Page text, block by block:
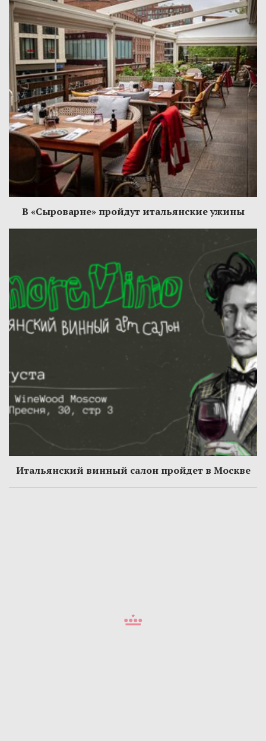
В «Сыроварне» пройдут итальянские ужины
Итальянский винный салон пройдет в Москве